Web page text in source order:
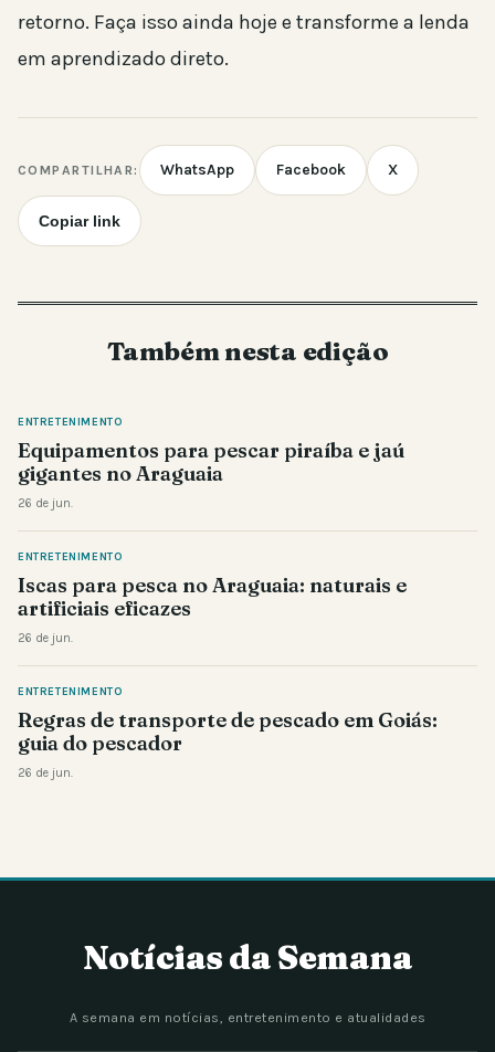
retorno. Faça isso ainda hoje e transforme a lenda
em aprendizado direto.
COMPARTILHAR: WhatsApp Facebook X
Copiar link
Também nesta edição
ENTRETENIMENTO
Equipamentos para pescar piraíba e jaú
gigantes no Araguaia
26 de jun.
ENTRETENIMENTO
Iscas para pesca no Araguaia: naturais e
artificiais eficazes
26 de jun.
ENTRETENIMENTO
Regras de transporte de pescado em Goiás:
guia do pescador
26 de jun.
Notícias da Semana
A semana em notícias, entretenimento e atualidades